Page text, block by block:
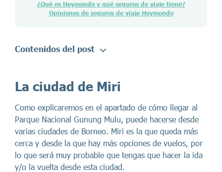
¿Qué es Heymondo y qué seguros de viaje tiene?
Opiniones de seguros de viaje Heymondo
Contenidos del post
La ciudad de Miri
Como explicaremos en el apartado de cómo llegar al
Parque Nacional Gunung Mulu, puede hacerse desde
varias ciudades de Borneo. Miri es la que queda más
cerca y desde la que hay más opciones de vuelos, por
lo que será muy probable que tengas que hacer la ida
y/o la vuelta desde esta ciudad.